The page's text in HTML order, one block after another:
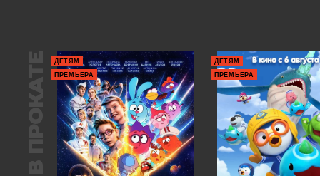
В ПРОКАТЕ
ДЕТЯМ
ПРЕМЬЕРА
ДЕТЯМ
ПРЕМЬЕРА